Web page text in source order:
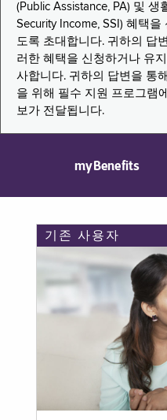
(Public Assistance, PA) 및 생
Security Income, SSI) 혜택
도록 초대합니다. 귀하의 답
러한 혜택을 신청하거나 유
사합니다. 귀하의 답변을 통
을 위해 필수 지원 프로그램
보가 전달됩니다.
myBenefits
기존 사용자